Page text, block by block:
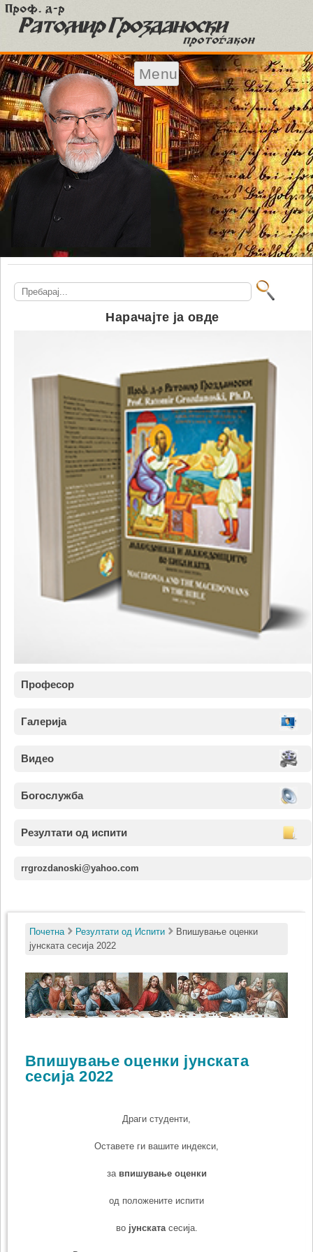
Menu
Skip to content
Search
for:
Нарачајте ја овде
Професор
Галерија
Видео
Богослужба
Резултати од испити
rrgrozdanoski@yahoo.com
Почетна Резултати од Испити
Bпишување оценки
јунската сесија 2022
Bпишување оценки јунската
сесија 2022
Драги студенти,
Оставете ги вашите индекси,
за впишување оценки
од положените испити
во јунскатасесија.